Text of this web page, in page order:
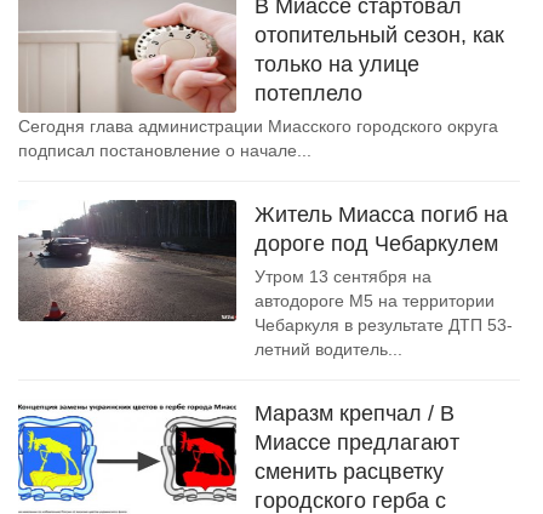
В Миассе стартовал
отопительный сезон, как
только на улице
потеплело
Сегодня глава администрации Миасского городского округа
подписал постановление о начале...
Житель Миасса погиб на
дороге под Чебаркулем
Утром 13 сентября на
автодороге М5 на территории
Чебаркуля в результате ДТП 53-
летний водитель...
Маразм крепчал / В
Миассе предлагают
сменить расцветку
городского герба с